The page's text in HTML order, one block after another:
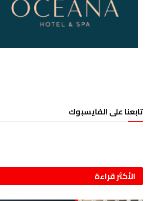
تابعنا على الفايسبوك
الأكثر قراءة